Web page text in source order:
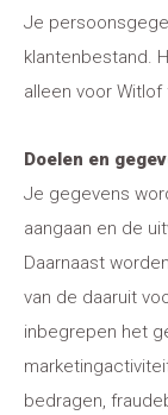
Je
klantenbestand.
alleen voor
Doelen en
Je gegevens
aangaan en de
Daarnaast
van de daaruit
inbegrepen het
bedragen,